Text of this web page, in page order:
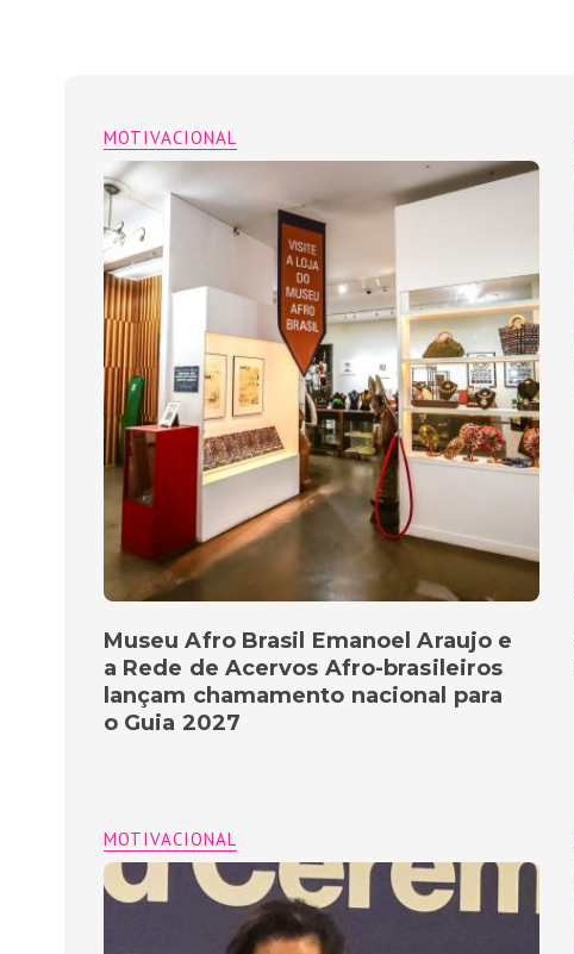
MOTIVACIONAL
Museu Afro Brasil Emanoel Araujo e
a Rede de Acervos Afro-brasileiros
lançam chamamento nacional para
o Guia 2027
MOTIVACIONAL